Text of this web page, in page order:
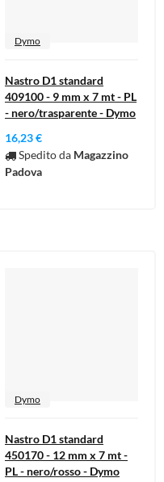
Dymo
Nastro D1 standard
409100 - 9 mm x 7 mt - PL
- nero/trasparente - Dymo
16,23 €
Spedito da Magazzino
Padova
Dymo
Nastro D1 standard
450170 - 12 mm x 7 mt -
PL - nero/rosso - Dymo